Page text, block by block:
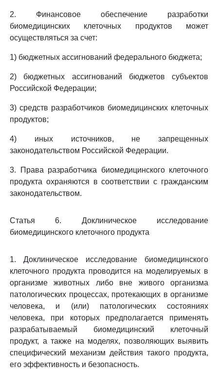
2. Финансовое обеспечение разработки
биомедицинских клеточных продуктов может
осуществляться за счет:
1) бюджетных ассигнований федерального бюджета;
2) бюджетных ассигнований бюджетов субъектов
Российской Федерации;
3) средств разработчиков биомедицинских клеточных
продуктов;
4) иных источников, не запрещенных
законодательством Российской Федерации.
3. Права разработчика биомедицинского клеточного
продукта охраняются в соответствии с гражданским
законодательством.
Статья 6. Доклиническое исследование
биомедицинского клеточного продукта
1. Доклиническое исследование биомедицинского
клеточного продукта проводится на моделируемых в
организме животных либо вне живого организма
патологических процессах, протекающих в организме
человека, и (или) патологических состояниях
человека, при которых предполагается применять
разрабатываемый биомедицинский клеточный
продукт, а также на моделях, позволяющих выявить
специфический механизм действия такого продукта,
его эффективность и безопасность.